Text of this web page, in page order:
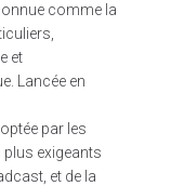
comme la
et
Lancée en
par les
exigeants
et de la